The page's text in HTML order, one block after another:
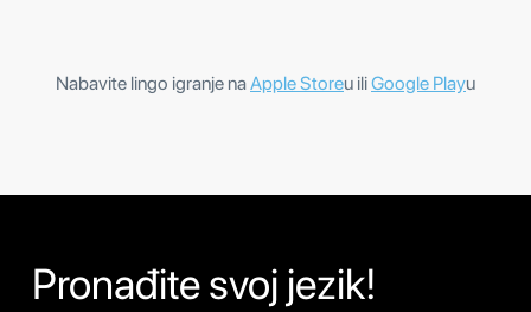
Nabavite lingo igranje naApple Storeu iliGoogle Playu
Pronađite svoj jezik!